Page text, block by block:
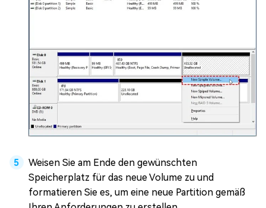
Weisen Sie am Ende den gewünschten
Speicherplatz für das neue Volume zu und
formatieren Sie es, um eine neue Partition gemäß